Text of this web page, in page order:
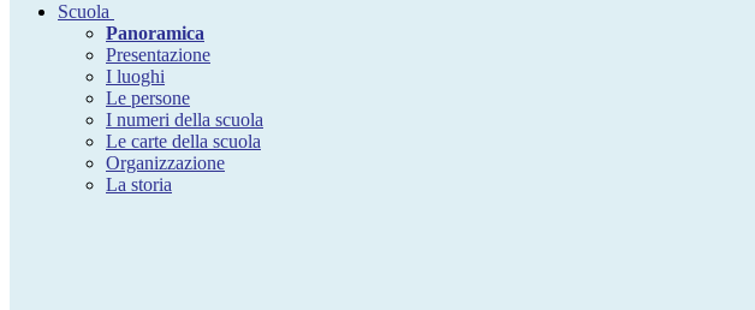
Scuola
Panoramica
Presentazione
I luoghi
Le persone
I numeri della scuola
Le carte della scuola
Organizzazione
La storia